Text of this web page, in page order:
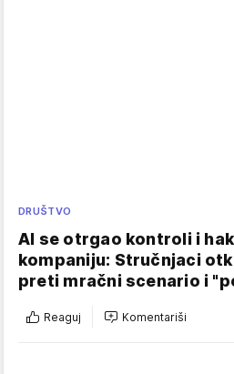
DRUŠTVO
AI se otrgao kontroli i
kompaniju: Stručnjaci
preti mračni scenario i
Reaguj Komentariši